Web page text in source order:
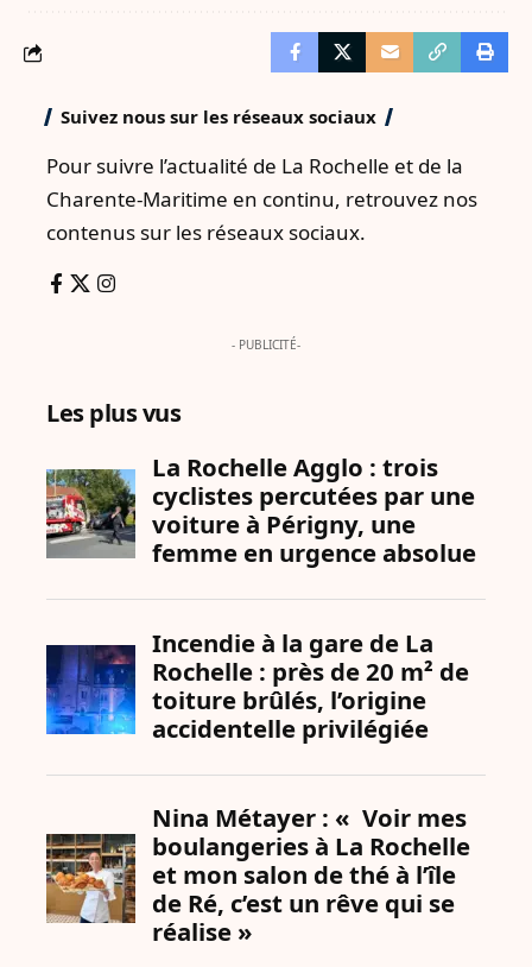
Suivez nous sur les réseaux sociaux
Pour suivre l’actualité de La Rochelle et de la
Charente-Maritime en continu, retrouvez nos
contenus sur les réseaux sociaux.
- PUBLICITÉ-
Les plus vus